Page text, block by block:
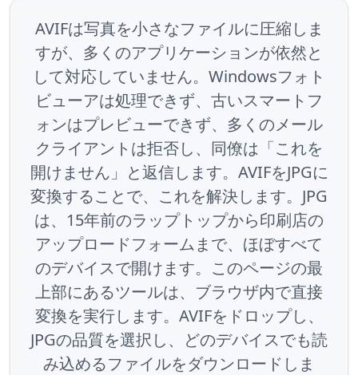
AVIFは写真を小さなファイルに圧縮しま
すが、多くのアプリケーションが依然と
して対応していません。Windowsフォト
ビューアは処理できず、古いスマートフ
ォンはプレビューできず、多くのメール
クライアントは拒否し、同僚は「これを
開けません」と返信します。AVIFをJPGに
変換することで、これを解決します。JPG
は、15年前のラップトップから印刷店の
アップロードフォームまで、ほぼすべて
のデバイスで開けます。このページの最
上部にあるツールは、ブラウザ内で直接
変換を実行します。AVIFをドロップし、
JPGの品質を選択し、どのデバイスでも読
み込めるファイルをダウンロードしま